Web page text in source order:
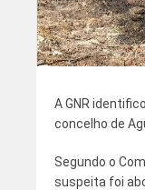
A GNR
concelho de
Segundo o
suspeita foi